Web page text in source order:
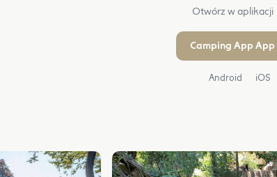
Otwórz w aplikacji
Camping App App
Android iOS